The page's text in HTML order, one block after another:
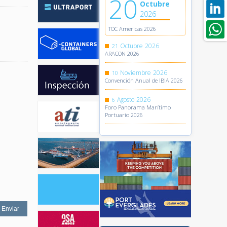
20 Octubre
2026
TOC Americas 2026
21 Octubre 2026
ARACON 2026
10 Noviembre 2026
Convención Anual de IBIA 2026
6 Agosto 2026
Foro Panorama Marítimo
Portuario 2026